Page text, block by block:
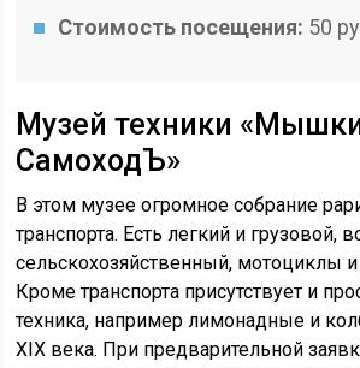
Стоимость посещения: 50
Музей техники
СамоходЪ»
В этом музее огромное собрание
транспорта. Есть легкий и грузовой,
сельскохозяйственный, мотоциклы
Кроме транспорта присутствует и
техника, например лимонадные и
XIX века. При предварительной